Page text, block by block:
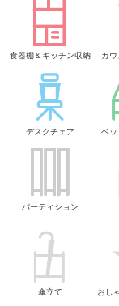
食器棚＆キッチン収納 カ
デスクチェア ベッ
パーティション
傘立て
おし